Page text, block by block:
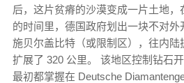
后，这片贫瘠的沙漠变成一片土地，
的时间里，德国政府划出一块不对
施贝尔盖比特（或限制区），往内陆
扩展了 320 公里。 该地区控制钻石
最初都掌握在 Deutsche